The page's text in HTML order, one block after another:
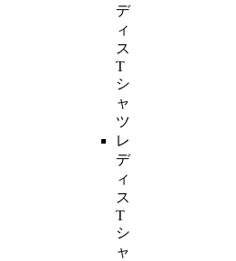
デ
ィ
ス
T
シ
ャ
ツ
レ
デ
ィ
ス
T
シ
ャ